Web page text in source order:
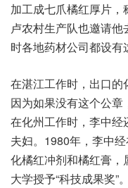
加工成七爪橘红厚片
卢农村生产队也邀请
时各地药材公司都设有
在湛江工作时，出口的
因为如果没有这个公章
在化州工作时，李中
夫妇。1980年，李中
化橘红冲剂和橘红膏
大学授予“科技成果奖”。